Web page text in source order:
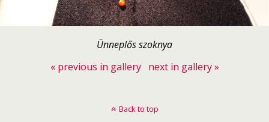
Ünneplős szoknya
« previous in gallery
next in gallery »
Back to top